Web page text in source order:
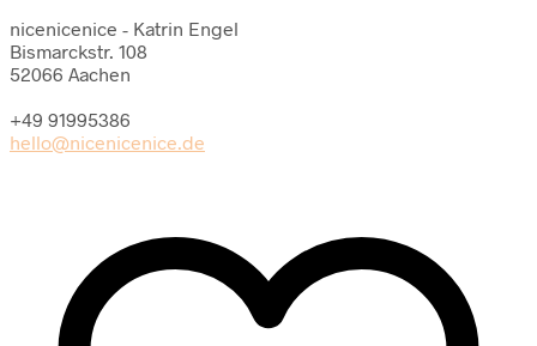
nicenicenice - Katrin Engel
Bismarckstr. 108
52066 Aachen
+49 91995386
hello@nicenicenice.de